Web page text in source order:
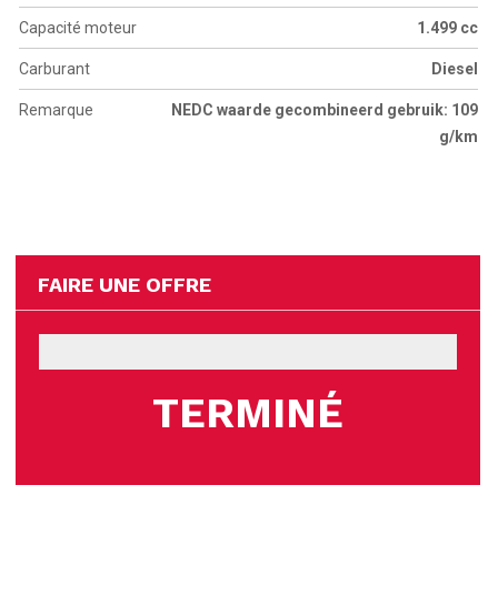
Capacité moteur 1.499 cc
Carburant Diesel
Remarque
NEDC waarde gecombineerd gebruik: 109
g/km
FAIRE UNE OFFRE
TERMINÉ